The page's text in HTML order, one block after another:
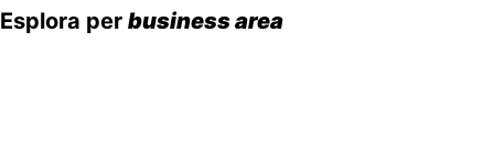
Esplora per business area